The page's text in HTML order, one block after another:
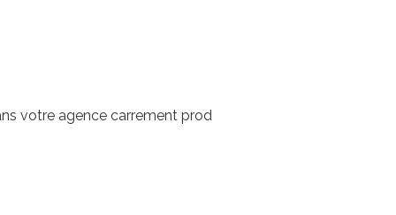
votre agence carrement prod